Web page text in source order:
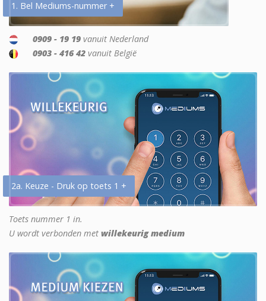
1. Bel Mediums-nummer +
0909 - 19 19 vanuit Nederland
0903 - 416 42 vanuit België
2a. Keuze - Druk op toets 1 +
Toets nummer 1 in.
U wordt verbonden met willekeurig medium